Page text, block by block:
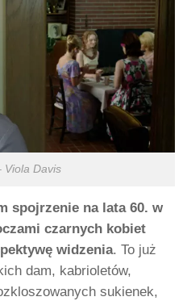
Viola Davis
spojrzenie na lata 60. w
czarnych kobiet
widzenia. To już
dam, kabrioletów,
sukienek,